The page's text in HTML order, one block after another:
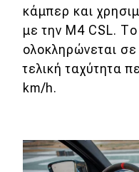
κάμπερ και
με την M4 CSL.
ολοκληρώνεται
τελική ταχύτητα
km/h.